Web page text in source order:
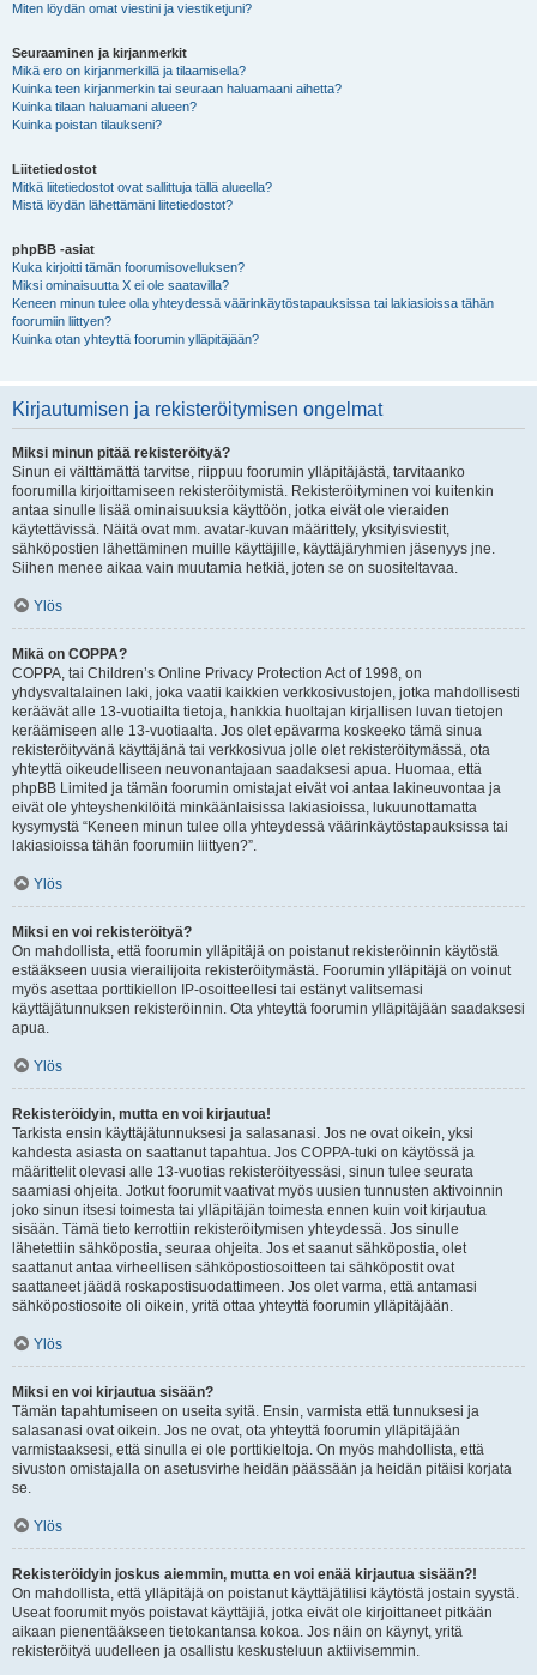
Miten löydän omat viestini ja viestiketjuni?
Seuraaminen ja kirjanmerkit
Mikä ero on kirjanmerkillä ja tilaamisella?
Kuinka teen kirjanmerkin tai seuraan haluamaani aihetta?
Kuinka tilaan haluamani alueen?
Kuinka poistan tilaukseni?
Liitetiedostot
Mitkä liitetiedostot ovat sallittuja tällä alueella?
Mistä löydän lähettämäni liitetiedostot?
phpBB -asiat
Kuka kirjoitti tämän foorumisovelluksen?
Miksi ominaisuutta X ei ole saatavilla?
Keneen minun tulee olla yhteydessä väärinkäytöstapauksissa tai lakiasioissa tähän
foorumiin liittyen?
Kuinka otan yhteyttä foorumin ylläpitäjään?
Kirjautumisen ja rekisteröitymisen ongelmat
Miksi minun pitää rekisteröityä?
Sinun ei välttämättä tarvitse, riippuu foorumin ylläpitäjästä, tarvitaanko
foorumilla kirjoittamiseen rekisteröitymistä. Rekisteröityminen voi kuitenkin
antaa sinulle lisää ominaisuuksia käyttöön, jotka eivät ole vieraiden
käytettävissä. Näitä ovat mm. avatar-kuvan määrittely, yksityisviestit,
sähköpostien lähettäminen muille käyttäjille, käyttäjäryhmien jäsenyys jne.
Siihen menee aikaa vain muutamia hetkiä, joten se on suositeltavaa.
Ylös
Mikä on COPPA?
COPPA, tai Children’s Online Privacy Protection Act of 1998, on
yhdysvaltalainen laki, joka vaatii kaikkien verkkosivustojen, jotka mahdollisesti
keräävät alle 13-vuotiailta tietoja, hankkia huoltajan kirjallisen luvan tietojen
keräämiseen alle 13-vuotiaalta. Jos olet epävarma koskeeko tämä sinua
rekisteröityvänä käyttäjänä tai verkkosivua jolle olet rekisteröitymässä, ota
yhteyttä oikeudelliseen neuvonantajaan saadaksesi apua. Huomaa, että
phpBB Limited ja tämän foorumin omistajat eivät voi antaa lakineuvontaa ja
eivät ole yhteyshenkilöitä minkäänlaisissa lakiasioissa, lukuunottamatta
kysymystä “Keneen minun tulee olla yhteydessä väärinkäytöstapauksissa tai
lakiasioissa tähän foorumiin liittyen?”.
Ylös
Miksi en voi rekisteröityä?
On mahdollista, että foorumin ylläpitäjä on poistanut rekisteröinnin käytöstä
estääkseen uusia vierailijoita rekisteröitymästä. Foorumin ylläpitäjä on voinut
myös asettaa porttikiellon IP-osoitteellesi tai estänyt valitsemasi
käyttäjätunnuksen rekisteröinnin. Ota yhteyttä foorumin ylläpitäjään saadaksesi
apua.
Ylös
Rekisteröidyin, mutta en voi kirjautua!
Tarkista ensin käyttäjätunnuksesi ja salasanasi. Jos ne ovat oikein, yksi
kahdesta asiasta on saattanut tapahtua. Jos COPPA-tuki on käytössä ja
määrittelit olevasi alle 13-vuotias rekisteröityessäsi, sinun tulee seurata
saamiasi ohjeita. Jotkut foorumit vaativat myös uusien tunnusten aktivoinnin
joko sinun itsesi toimesta tai ylläpitäjän toimesta ennen kuin voit kirjautua
sisään. Tämä tieto kerrottiin rekisteröitymisen yhteydessä. Jos sinulle
lähetettiin sähköpostia, seuraa ohjeita. Jos et saanut sähköpostia, olet
saattanut antaa virheellisen sähköpostiosoitteen tai sähköpostit ovat
saattaneet jäädä roskapostisuodattimeen. Jos olet varma, että antamasi
sähköpostiosoite oli oikein, yritä ottaa yhteyttä foorumin ylläpitäjään.
Ylös
Miksi en voi kirjautua sisään?
Tämän tapahtumiseen on useita syitä. Ensin, varmista että tunnuksesi ja
salasanasi ovat oikein. Jos ne ovat, ota yhteyttä foorumin ylläpitäjään
varmistaaksesi, että sinulla ei ole porttikieltoja. On myös mahdollista, että
sivuston omistajalla on asetusvirhe heidän päässään ja heidän pitäisi korjata
se.
Ylös
Rekisteröidyin joskus aiemmin, mutta en voi enää kirjautua sisään?!
On mahdollista, että ylläpitäjä on poistanut käyttäjätilisi käytöstä jostain syystä.
Useat foorumit myös poistavat käyttäjiä, jotka eivät ole kirjoittaneet pitkään
aikaan pienentääkseen tietokantansa kokoa. Jos näin on käynyt, yritä
rekisteröityä uudelleen ja osallistu keskusteluun aktiivisemmin.